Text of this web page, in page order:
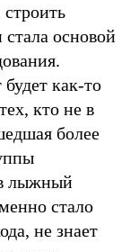
стала основой
как-то
кто не в
более
лыжный
стало
не знает